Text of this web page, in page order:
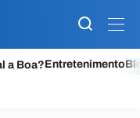
a Boa?Entretenimento